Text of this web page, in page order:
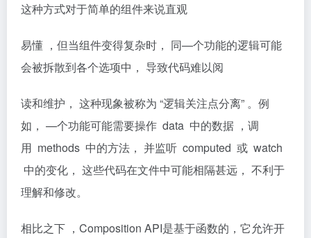
这种方式对于简单的组件来说直观
易懂 ，但当组件变得复杂时， 同—个功能的逻辑可能
会被拆散到各个选项中， 导致代码难以阅
读和维护， 这种现象被称为 “逻辑关注点分离” 。例
如， —个功能可能需要操作 data 中的数据 ，调
用 methods 中的方法， 并监听 computed 或 watch
中的变化， 这些代码在文件中可能相隔甚远， 不利于
理解和修改。
相比之下 ，Composition API是基于函数的，它允许开